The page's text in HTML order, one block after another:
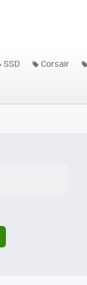
SSD Corsair